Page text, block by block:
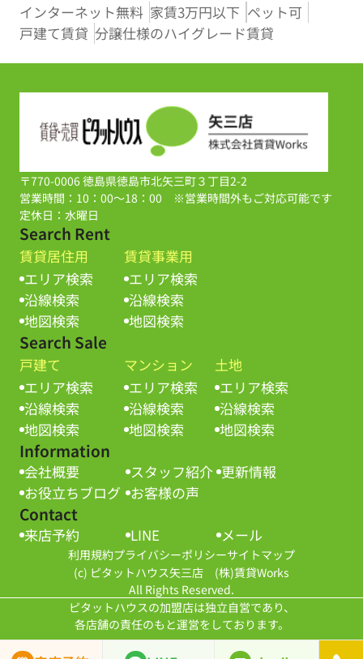
インターネット無料 家賃3万円以下 ペット可
戸建て賃貸 分譲仕様のハイグレード賃貸
〒770-0006 徳島県徳島市北矢三町３丁目2-2
営業時間：10：00～18：00 ※営業時間外もご対応可能です
定休日：水曜日
Search Rent
賃貸居住用
エリア検索
沿線検索
地図検索
賃貸事業用
エリア検索
沿線検索
地図検索
Search Sale
戸建て
エリア検索
沿線検索
地図検索
マンション
エリア検索
沿線検索
地図検索
土地
エリア検索
沿線検索
地図検索
Information
会社概要 スタッフ紹介 更新情報
お役立ちブログ お客様の声
Contact
来店予約 LINE メール
利用規約プライバシーポリシーサイトマップ
(c) ピタットハウス矢三店 (株)賃貸Works
All Rights Reserved.
ピタットハウスの加盟店は独立自営であり、
各店舗の責任のもと運営をしております。